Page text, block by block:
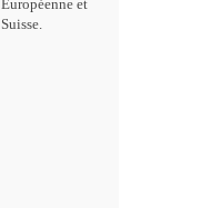
Européenne et
Suisse.